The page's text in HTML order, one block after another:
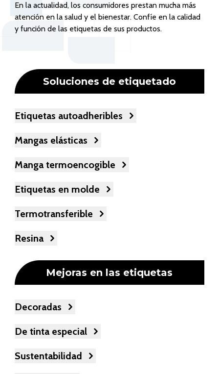
En la actualidad, los consumidores prestan mucha más
atención en la salud y el bienestar. Confíe en la calidad
y función de las etiquetas de sus productos.
Soluciones de etiquetado
Etiquetas autoadheribles
Mangas elásticas
Manga termoencogible
Etiquetas en molde
Termotransferible
Resina
Mejoras en las etiquetas
Decoradas
De tinta especial
Sustentabilidad